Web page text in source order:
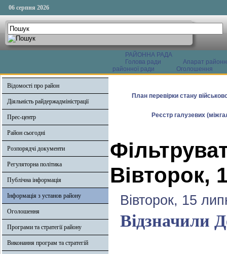
06 серпня 2026
РАЙОННА РАДА
Голова ради
Апарат
районної ради
Оголошення
Відомості про район
Діяльність райдержадміністрації
Прес-центр
Район сьогодні
Розпорядчі документи
Регуляторна політика
Публічна інформація
Інформація з установ району
Оголошення
Програми та стратегії району
Виконання програм та стратегій
План перевірки стану
Реєстр галузевих
Вівторок,
Вівторок, 15
Відзначили